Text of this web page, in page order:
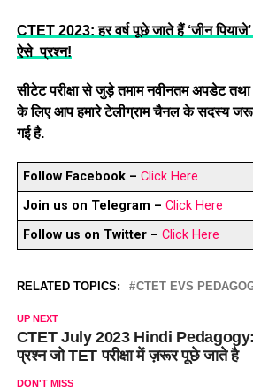
CTET 2023: हर वर्ष पूछे जाते हैं ‘जीन
ऐसे प्रश्न!
सीटेट परीक्षा से जुड़े तमाम नवीनतम अपडेट
के लिए आप हमारे टेलीग्राम चैनल के सदस्य
गई है.
Follow Facebook – Click Here
Join us on Telegram – Click Here
Follow us on Twitter – Click Here
RELATED TOPICS: CTET EVS
UP NEXT
CTET July 2023 Hindi Pedagogy:
प्रश्न जो TET परीक्षा में ज़रूर पूछे जाते है
DON'T MISS